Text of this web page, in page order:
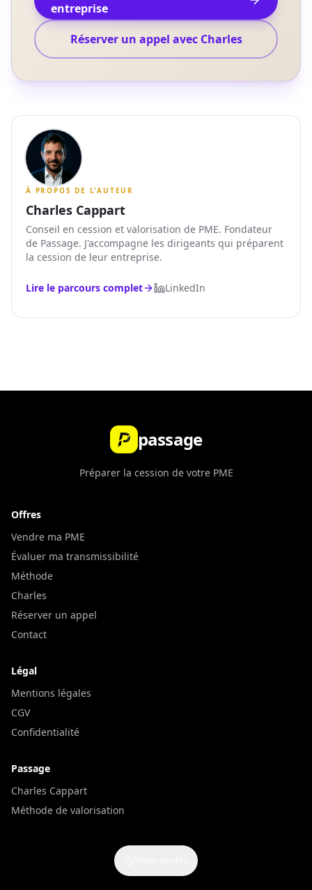
entreprise
Réserver un appel avec Charles
À PROPOS DE L'AUTEUR
Charles Cappart
Conseil en cession et valorisation de PME. Fondateur
de Passage. J'accompagne les dirigeants qui préparent
la cession de leur entreprise.
Lire le parcours complet LinkedIn
passage
Préparer la cession de votre PME
Offres
Vendre ma PME
Évaluer ma transmissibilité
Méthode
Charles
Réserver un appel
Contact
Légal
Mentions légales
CGV
Confidentialité
Passage
Charles Cappart
Méthode de valorisation